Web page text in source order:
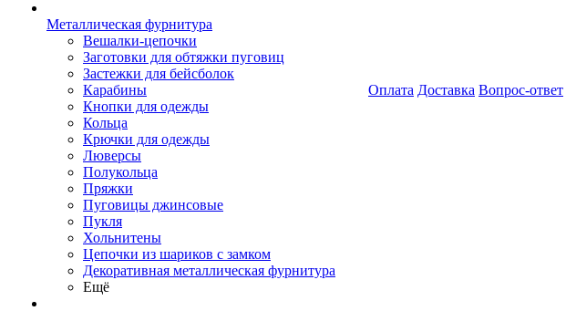
Металлическая фурнитура
Вешалки-цепочки
Заготовки для обтяжки пуговиц
Застежки для бейсболок
Карабины
Кнопки для одежды
Кольца
Крючки для одежды
Люверсы
Полукольца
Пряжки
Пуговицы джинсовые
Пукля
Хольнитены
Цепочки из шариков с замком
Декоративная металлическая фурнитура
Ещё
Оплата Доставка Вопрос-ответ